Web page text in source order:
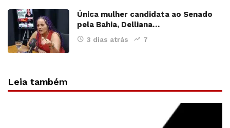
Única mulher candidata ao Senado
pela Bahia, Delliana…
3 dias atrás 7
Leia também